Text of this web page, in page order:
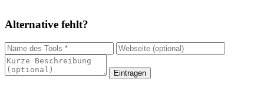
Alternative fehlt?
Eintragen